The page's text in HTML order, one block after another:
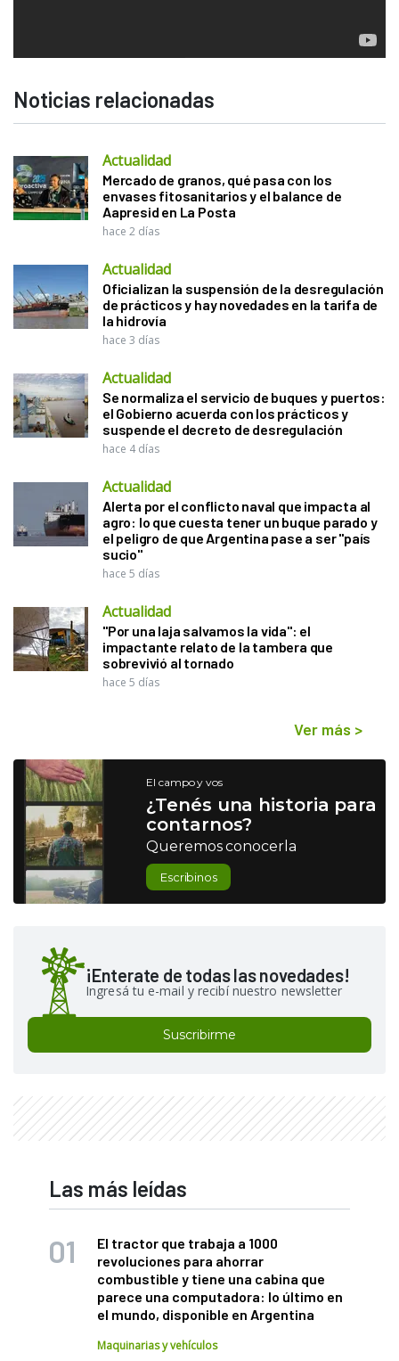
Noticias relacionadas
Actualidad
Mercado de granos, qué pasa con los
envases fitosanitarios y el balance de
Aapresid en La Posta
hace 2 días
Actualidad
Oficializan la suspensión de la desregulación
de prácticos y hay novedades en la tarifa de
la hidrovía
hace 3 días
Actualidad
Se normaliza el servicio de buques y puertos:
el Gobierno acuerda con los prácticos y
suspende el decreto de desregulación
hace 4 días
Actualidad
Alerta por el conflicto naval que impacta al
agro: lo que cuesta tener un buque parado y
el peligro de que Argentina pase a ser "país
sucio"
hace 5 días
Actualidad
"Por una laja salvamos la vida": el
impactante relato de la tambera que
sobrevivió al tornado
hace 5 días
Ver más >
El campo y vos
¿Tenés una historia para
contarnos?
Queremos conocerla
Escribinos
¡Enterate de todas las novedades!
Ingresá tu e-mail y recibí nuestro newsletter
Suscribirme
Las más leídas
El tractor que trabaja a 1000
revoluciones para ahorrar
combustible y tiene una cabina que
parece una computadora: lo último en
el mundo, disponible en Argentina
Maquinarias y vehículos